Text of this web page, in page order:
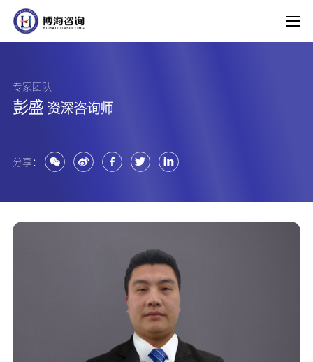
专家团队
彭盛 资深咨询师
分享：